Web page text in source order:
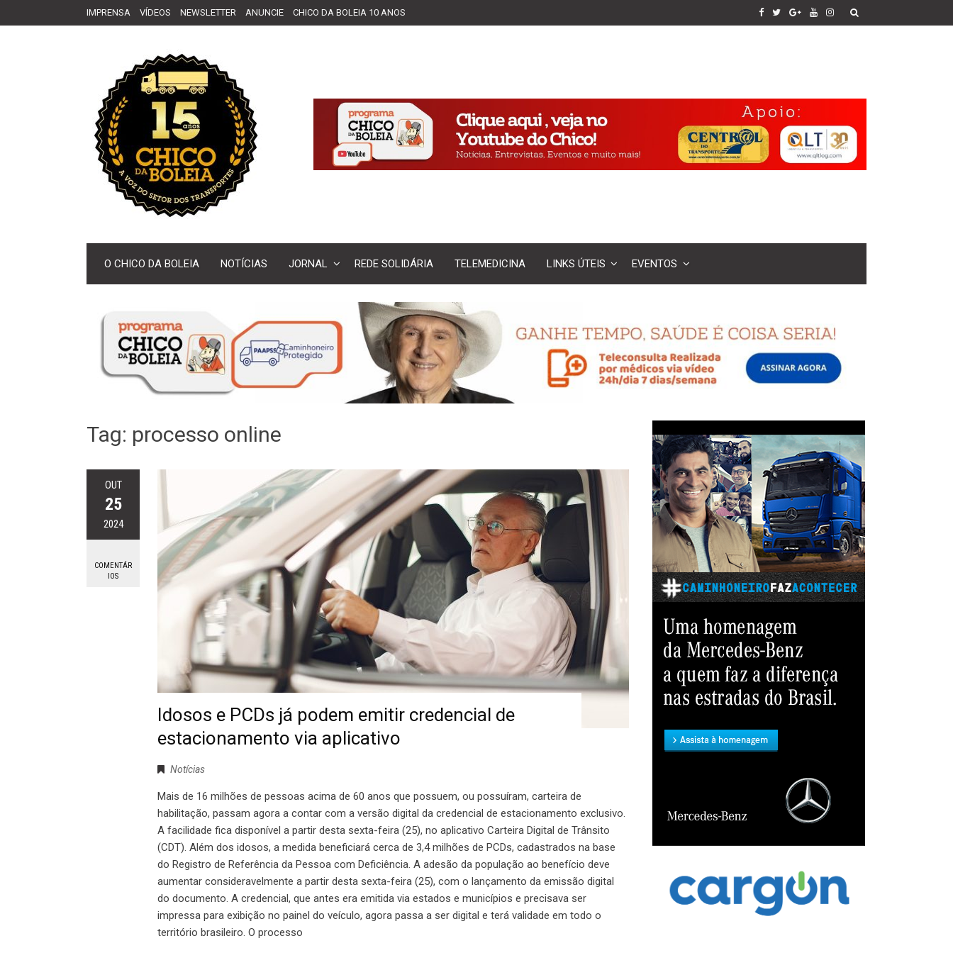
IMPRENSA VÍDEOS NEWSLETTER ANUNCIE CHICO DA BOLEIA 10 ANOS
O CHICO DA BOLEIA NOTÍCIAS JORNAL REDE SOLIDÁRIA TELEMEDICINA LINKS ÚTEIS EVENTOS
Tag: processo online
OUT
25
2024
COMENTÁR
IOS
Idosos e PCDs já podem emitir credencial de
estacionamento via aplicativo
Notícias
Mais de 16 milhões de pessoas acima de 60 anos que possuem, ou possuíram, carteira de
habilitação, passam agora a contar com a versão digital da credencial de estacionamento exclusivo.
A facilidade fica disponível a partir desta sexta-feira (25), no aplicativo Carteira Digital de Trânsito
(CDT). Além dos idosos, a medida beneficiará cerca de 3,4 milhões de PCDs, cadastrados na base
do Registro de Referência da Pessoa com Deficiência. A adesão da população ao benefício deve
aumentar consideravelmente a partir desta sexta-feira (25), com o lançamento da emissão digital
do documento. A credencial, que antes era emitida via estados e municípios e precisava ser
impressa para exibição no painel do veículo, agora passa a ser digital e terá validade em todo o
território brasileiro. O processo